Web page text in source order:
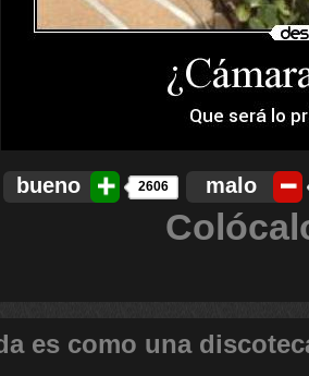
bueno 2606 malo
es como una